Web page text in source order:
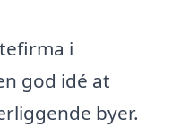
i
god idé at
byer.